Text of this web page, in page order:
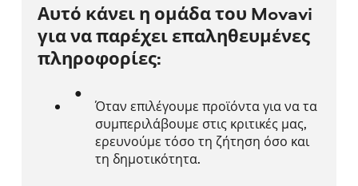
Αυτό κάνει η ομάδα του Movavi
για να παρέχει επαληθευμένες
πληροφορίες:
Όταν επιλέγουμε προϊόντα για να τα
συμπεριλάβουμε στις κριτικές μας,
ερευνούμε τόσο τη ζήτηση όσο και
τη δημοτικότητα.